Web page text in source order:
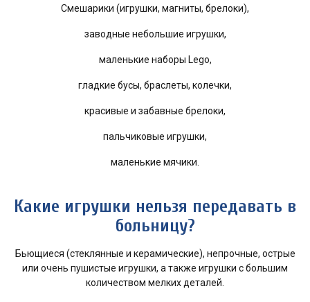
Смешарики (игрушки, магниты, брелоки),
заводные небольшие игрушки,
маленькие наборы Lego,
гладкие бусы, браслеты, колечки,
красивые и забавные брелоки,
пальчиковые игрушки,
маленькие мячики.
Какие игрушки нельзя передавать в
больницу?
Бьющиеся (стеклянные и керамические), непрочные, острые
или очень пушистые игрушки, а также игрушки с большим
количеством мелких деталей.